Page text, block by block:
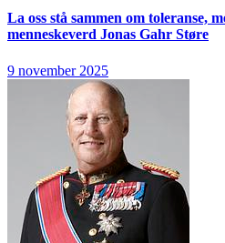
La oss stå sammen om toleranse,
menneskeverd Jonas Gahr Støre
9 november 2025